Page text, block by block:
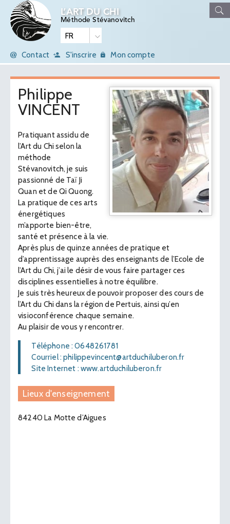
L’ART DU CHI
Méthode Stévanovitch
Contact S'inscrire Mon compte
Philippe
VINCENT
Pratiquant assidu de
l’Art du Chi selon la
méthode
Stévanovitch, je suis
passionné de Taï Ji
Quan et de Qi Quong.
La pratique de ces arts
énergétiques
m’apporte bien-être,
santé et présence à la vie.
​Après plus de quinze années de pratique et
d’apprentissage auprès des enseignants de l’Ecole de
l’Art du Chi, j’ai le désir de vous faire partager ces
disciplines essentielles à notre équilibre.
Je suis très heureux de pouvoir proposer des cours de
l’Art du Chi dans la région de Pertuis, ainsi qu’en
visioconférence chaque semaine.
​Au plaisir de vous y rencontrer.
Téléphone : 0648261781
Courriel : philippevincent@artduchiluberon.fr
Site Internet : www.artduchiluberon.fr
Lieux d'enseignement
84240 La Motte d’Aigues